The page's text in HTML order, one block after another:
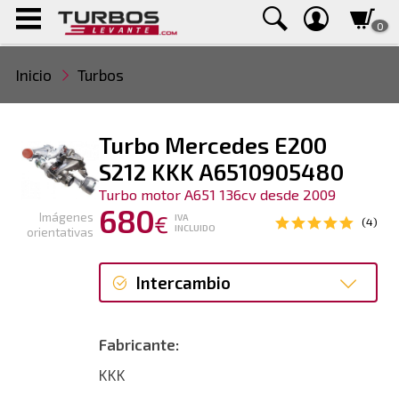
0
Inicio Turbos
Turbo Mercedes E200
S212 KKK A6510905480
Turbo motor A651 136cv desde 2009
680€
IVA
INCLUIDO
(4)
Intercambio
Fabricante:
KKK
Imágenes
orientativas